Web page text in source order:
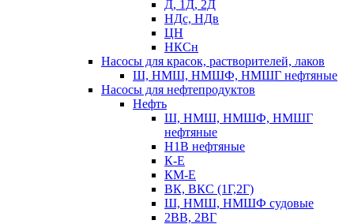
Д, 1Д, 2Д
НДс, НДв
ЦН
НКСн
Насосы для красок, растворителей, лаков
Ш, НМШ, НМШФ, НМШГ нефтяные
Насосы для нефтепродуктов
Нефть
Ш, НМШ, НМШФ, НМШГ
нефтяные
Н1В нефтяные
К-Е
КМ-Е
ВК, ВКС (1Г,2Г)
Ш, НМШ, НМШФ судовые
2ВВ, 2ВГ